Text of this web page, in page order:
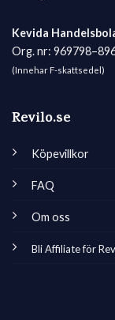
Kevida
Org. nr:
(Innehar F-skattsedel)
Revilo.se
Köpevillkor
FAQ
Om oss
Bli Affiliate för